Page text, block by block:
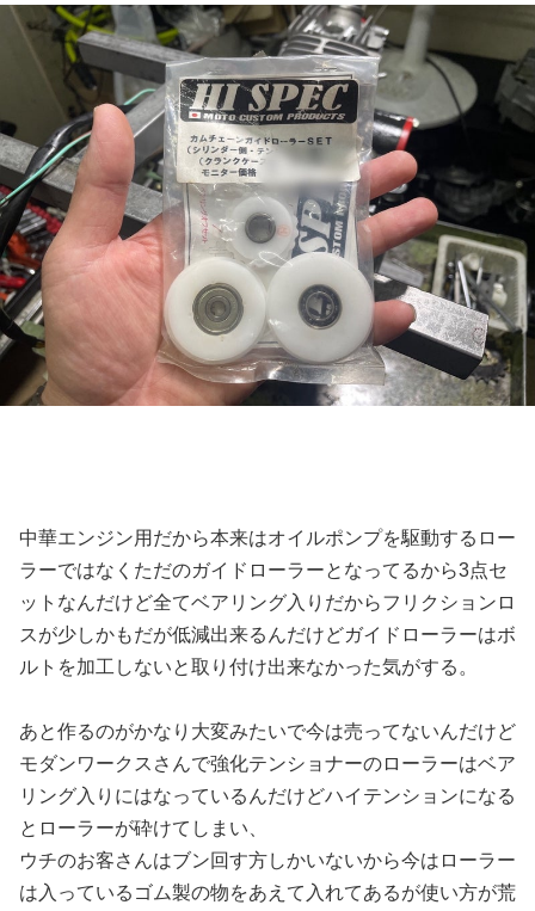
中華エンジン用だから本来はオイルポンプを駆動するロー
ラーではなくただのガイドローラーとなってるから3点セ
ットなんだけど全てベアリング入りだからフリクションロ
スが少しかもだが低減出来るんだけどガイドローラーはボ
ルトを加工しないと取り付け出来なかった気がする。
あと作るのがかなり大変みたいで今は売ってないんだけど
モダンワークスさんで強化テンショナーのローラーはベア
リング入りにはなっているんだけどハイテンションになる
とローラーが砕けてしまい、
ウチのお客さんはブン回す方しかいないから今はローラー
は入っているゴム製の物をあえて入れてあるが使い方が荒